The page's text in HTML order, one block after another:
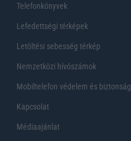
Telefonkönyvek
Lefedettségi térképek
Letöltési sebesség térkép
Nemzetközi hívószámok
Mobiltelefon védelem és biztonság
Kapcsolat
Médiaajánlat